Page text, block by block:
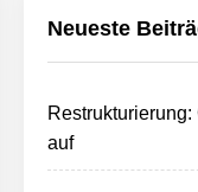
Neueste
auf